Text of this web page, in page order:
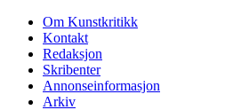
Om Kunstkritikk
Kontakt
Redaksjon
Skribenter
Annonseinformasjon
Arkiv